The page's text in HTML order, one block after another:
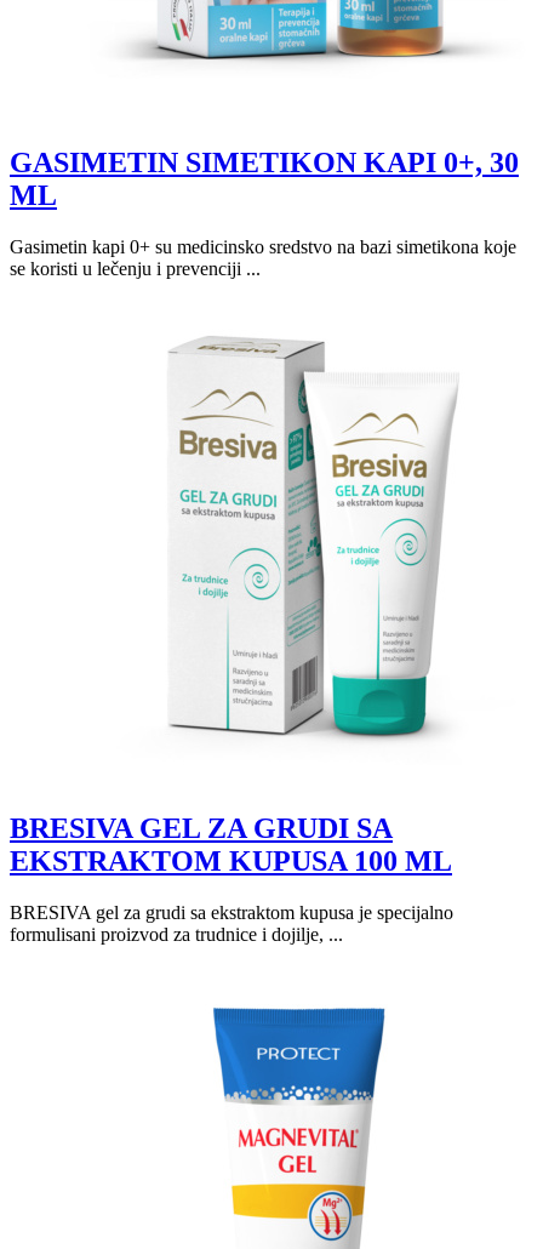
GASIMETIN SIMETIKON KAPI 0+, 30
ML
Gasimetin kapi 0+ su medicinsko sredstvo na bazi simetikona koje
se koristi u lečenju i prevenciji ...
BRESIVA GEL ZA GRUDI SA
EKSTRAKTOM KUPUSA 100 ML
BRESIVA gel za grudi sa ekstraktom kupusa je specijalno
formulisani proizvod za trudnice i dojilje, ...